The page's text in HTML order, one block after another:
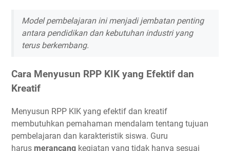
Model pembelajaran ini menjadi jembatan penting
antara pendidikan dan kebutuhan industri yang
terus berkembang.
Cara Menyusun RPP KIK yang Efektif dan
Kreatif
Menyusun RPP KIK yang efektif dan kreatif
membutuhkan pemahaman mendalam tentang tujuan
pembelajaran dan karakteristik siswa. Guru
harus merancang kegiatan yang tidak hanya sesuai